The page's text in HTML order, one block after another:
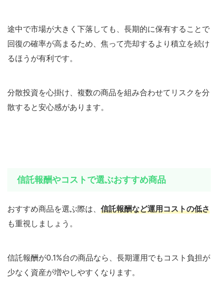
途中で市場が大きく下落しても、長期的に保有することで
回復の確率が高まるため、焦って売却するより積立を続け
るほうが有利です。
分散投資を心掛け、複数の商品を組み合わせてリスクを分
散すると安心感があります。
信託報酬やコストで選ぶおすすめ商品
おすすめ商品を選ぶ際は、 信託報酬など運用コストの低さ
も重視しましょう。
信託報酬が0.1%台の商品なら、長期運用でもコスト負担が
少なく資産が増やしやすくなります。